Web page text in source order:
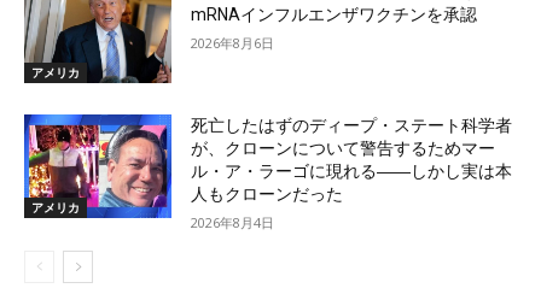
アメリカ
mRNAインフルエンザワクチンを承認
2026年8月6日
アメリカ
死亡したはずのディープ・ステート科学者
が、クローンについて警告するためマー
ル・ア・ラーゴに現れる――しかし実は本
人もクローンだった
2026年8月4日